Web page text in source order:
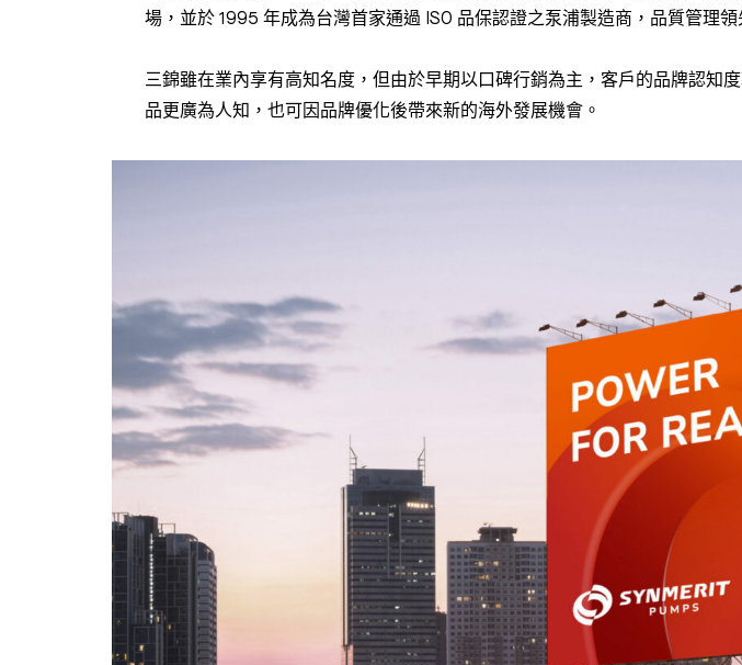
場，並於 1995 年成為台灣首家通過 ISO 品保認證之泵浦製造商，品質管理領
三錦雖在業內享有高知名度，但由於早期以口碑行銷為主，客戶的品牌認知
品更廣為人知，也可因品牌優化後帶來新的海外發展機會。